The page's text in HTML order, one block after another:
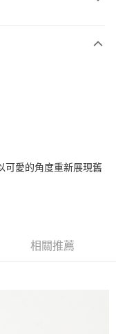
可愛的角度重新展現舊
相關推薦